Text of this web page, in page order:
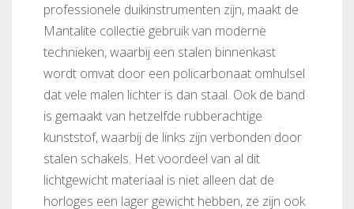
professionele duikinstrumenten zijn, maakt de
Mantalite collectie gebruik van moderne
technieken, waarbij een stalen binnenkast
wordt omvat door een policarbonaat omhulsel
dat vele malen lichter is dan staal. Ook de band
is gemaakt van hetzelfde rubberachtige
kunststof, waarbij de links zijn verbonden door
stalen schakels. Het voordeel van al dit
lichtgewicht materiaal is niet alleen dat de
horloges een lager gewicht hebben, ze zijn ook